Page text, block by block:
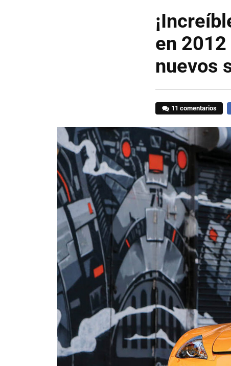
en
nuevos
11 comentarios